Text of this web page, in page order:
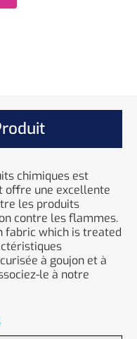
chimiques est
offre une excellente
les produits
contre les flammes.
fabric which is treated
à goujon et à
le à notre